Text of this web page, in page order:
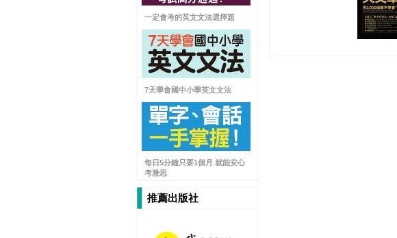
一定會考的英文文法選擇題
7天學會國中小學英文文法
每日5分鐘只要1個月 就能安心
考雅思
推薦出版社